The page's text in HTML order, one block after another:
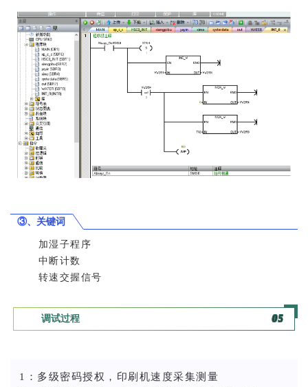
③、关键词
加湿子程序
中断计数
转速交握信号
调试过程 05
1：多级密码授权，印刷机速度采集测量